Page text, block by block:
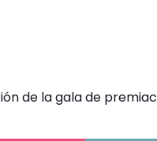
de la gala de